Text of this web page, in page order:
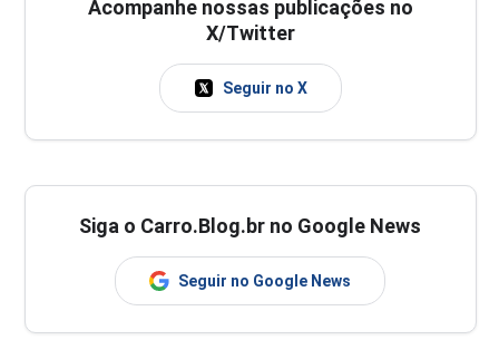
Acompanhe nossas publicações no
X/Twitter
Seguir no X
Siga o Carro.Blog.br no Google News
Seguir no Google News